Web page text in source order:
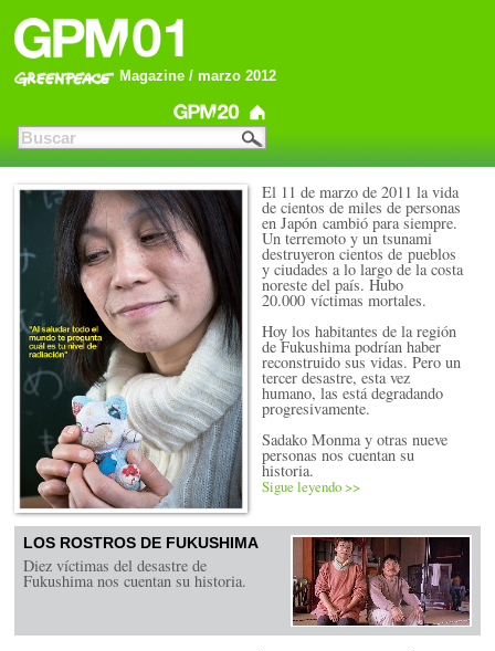
Magazine / marzo 2012
El 11 de marzo de 2011 la vida
de cientos de miles de personas
en Japón cambió para siempre.
Un terremoto y un tsunami
destruyeron cientos de pueblos
y ciudades a lo largo de la costa
noreste del país. Hubo
20.000 víctimas mortales.
Hoy los habitantes de la región
de Fukushima podrían haber
reconstruido sus vidas. Pero un
tercer desastre, esta vez
humano, las está degradando
progresivamente.
Sadako Monma y otras nueve
personas nos cuentan su
historia.
Sigue leyendo >>
LOS ROSTROS DE FUKUSHIMA
Diez víctimas del desastre de
Fukushima nos cuentan su historia.